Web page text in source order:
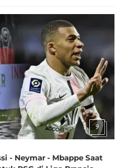
9
- Neymar - Mbappe Saat